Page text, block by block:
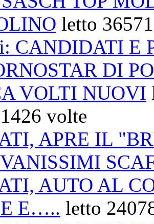
letto
CANDIDATI E
DI
VOLTI NUOVI
volte
APRE IL
AUTO AL
E….. letto